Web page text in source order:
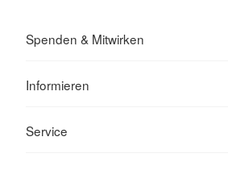
Spenden & Mitwirken
Informieren
Service